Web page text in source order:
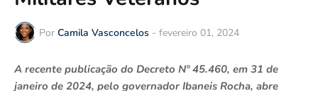
Por Camila Vasconcelos - fevereiro 01, 2024
A recente publicação do Decreto Nº 45.460, em 31 de
janeiro de 2024, pelo governador Ibaneis Rocha, abre